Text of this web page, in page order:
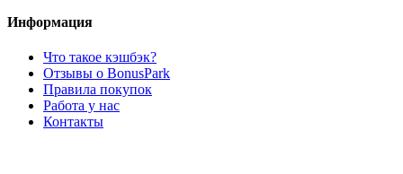
Информация
Что такое кэшбэк?
Отзывы о BonusPark
Правила покупок
Работа у нас
Контакты